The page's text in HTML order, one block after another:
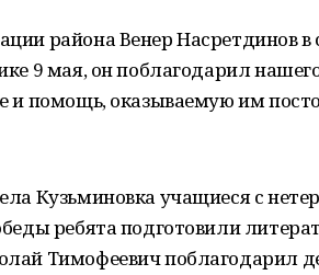
района Венер Насретдинов
9 мая, он поблагодарил
и помощь, оказываемую им
Кузьминовка учащиеся с
ребята подготовили
Тимофеевич поблагодарил